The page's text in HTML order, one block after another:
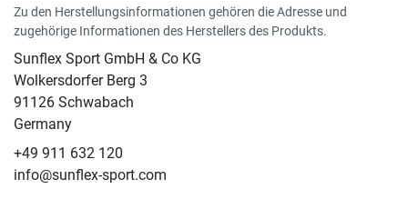
Zu den Herstellungsinformationen gehören die Adresse und
zugehörige Informationen des Herstellers des Produkts.
Sunflex Sport GmbH & Co KG
Wolkersdorfer Berg 3
91126 Schwabach
Germany
+49 911 632 120
info@sunflex-sport.com